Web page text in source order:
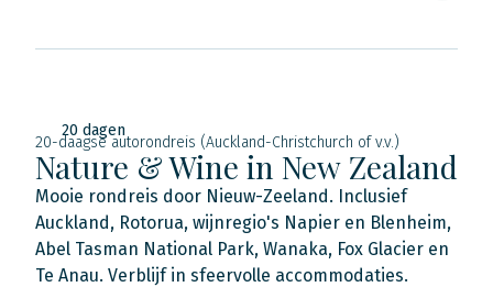
20 dagen
20-daagse autorondreis (Auckland-Christchurch of v.v.)
Nature & Wine in New Zealand
Mooie rondreis door Nieuw-Zeeland. Inclusief
Auckland, Rotorua, wijnregio's Napier en Blenheim,
Abel Tasman National Park, Wanaka, Fox Glacier en
Te Anau. Verblijf in sfeervolle accommodaties.